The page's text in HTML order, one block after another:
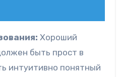
Хороший
быть прост в
интуитивно понятный